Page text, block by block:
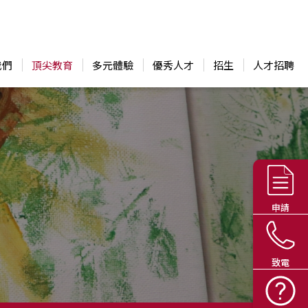
頂尖教育 多元體驗 優秀人才 招生 人才招聘
返回
申請
致電